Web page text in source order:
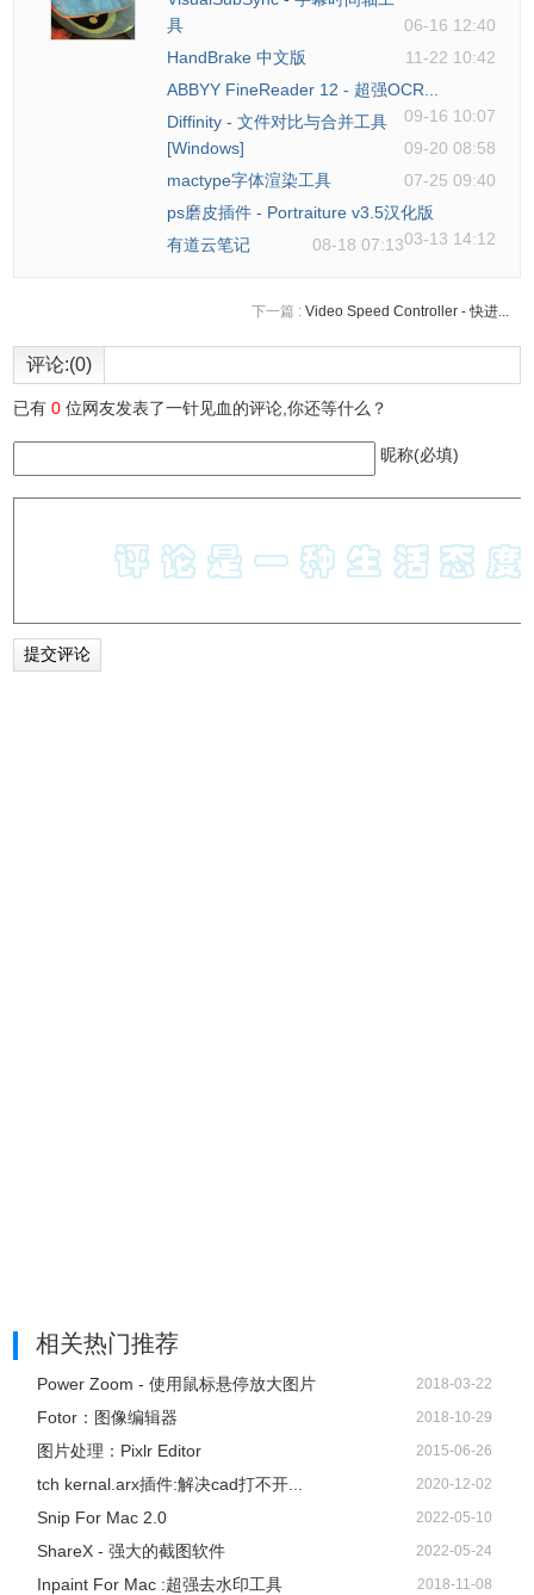
具
06-16 12:40
HandBrake 中文版
11-22 10:42
ABBYY FineReader 12 - 超强OCR...
09-16 10:07
Diffinity - 文件对比与合并工具
[Windows]
09-20 08:58
mactype字体渲染工具
07-25 09:40
ps磨皮插件 - Portraiture v3.5汉化版
03-13 14:12
有道云笔记 08-18 07:13
下一篇 : Video Speed Controller - 快进...
评论:(0)
已有0 位网友发表了一针见血的评论,你还等什么？
昵称(必填)
相关热门推荐
Power Zoom - 使用鼠标悬停放大图片 2018-03-22
Fotor：图像编辑器 2018-10-29
图片处理：Pixlr Editor 2015-06-26
tch kernal.arx插件:解决cad打不开... 2020-12-02
Snip For Mac 2.0 2022-05-10
ShareX - 强大的截图软件 2022-05-24
Inpaint For Mac :超强去水印工具 2018-11-08